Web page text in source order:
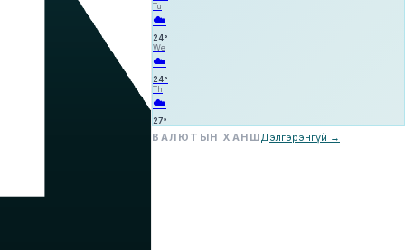
Tu
☁️
24°
We
☁️
24°
Th
☁️
27°
ВАЛЮТЫН ХАНШДэлгэрэнгүй →